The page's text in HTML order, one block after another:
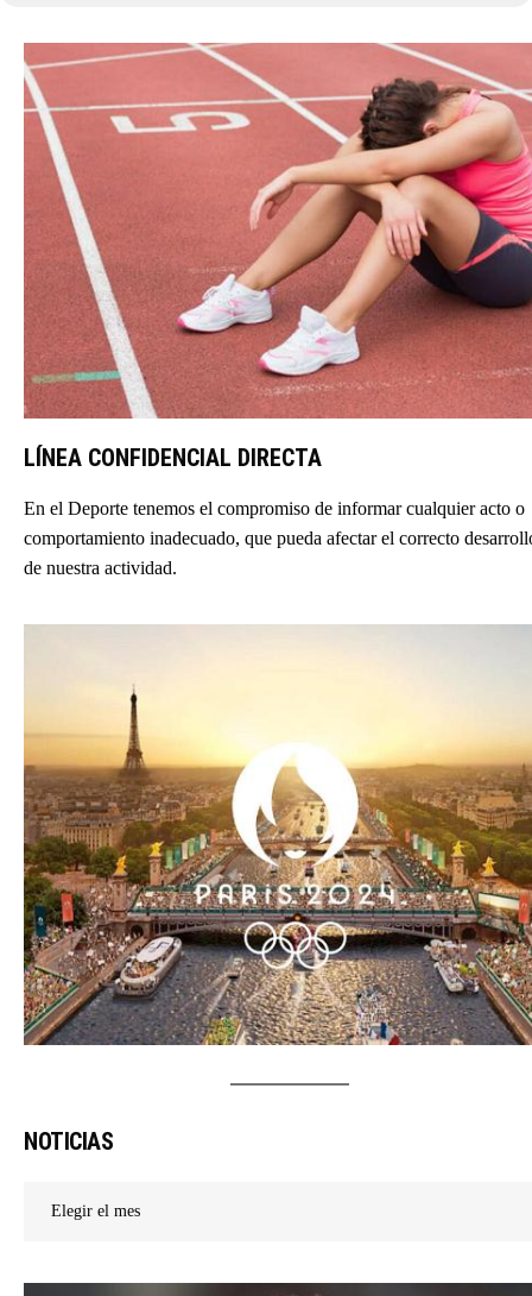
LÍNEA CONFIDENCIAL DIRECTA
En el Deporte tenemos el compromiso de informar cualquier acto o
comportamiento inadecuado, que pueda afectar el correcto
de nuestra actividad.
NOTICIAS